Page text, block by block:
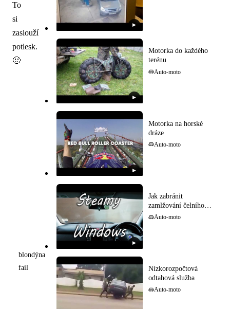
To
si
zaslouží
potlesk.
🙂
blondýna
fail
▶
▶
Motorka do každého
terénu
Auto-moto
▶
Motorka na horské
dráze
Auto-moto
▶
Jak zabránit
zamlžování čelního
sklaAuto-moto
Nízkorozpočtová
odtahová služba
Auto-moto